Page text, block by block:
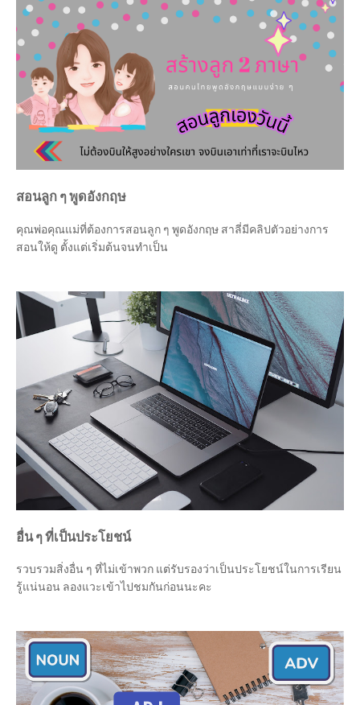
สอนลูก ๆ พูดอังกฤษ
คุณพ่อคุณแม่ที่ต้องการสอนลูก ๆ พูดอังกฤษ สาลี่มีคลิปตัวอย่างการ
สอนให้ดู ตั้งแต่เริ่มต้นจนทำเป็น
อื่น ๆ ที่เป็นประโยชน์
รวบรวมสิ่งอื่น ๆ ที่ไม่เข้าพวก แต่รับรองว่าเป็นประโยชน์ในการเรียน
รู้แน่นอน ลองแวะเข้าไปชมกันก่อนนะคะ